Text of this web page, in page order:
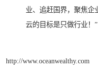
业、追赶国界，聚焦企
云的目标是只做行业！”
http://www.oceanwealthy.com